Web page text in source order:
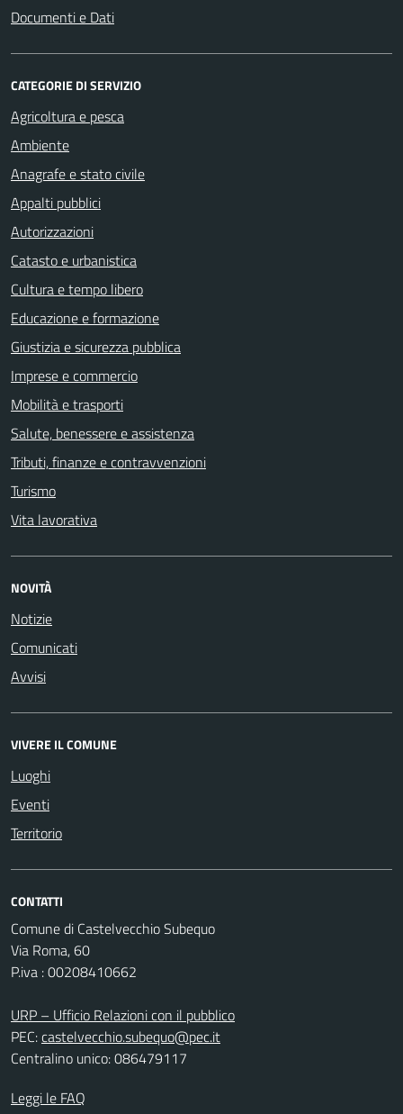
Documenti e Dati
CATEGORIE DI SERVIZIO
Agricoltura e pesca
Ambiente
Anagrafe e stato civile
Appalti pubblici
Autorizzazioni
Catasto e urbanistica
Cultura e tempo libero
Educazione e formazione
Giustizia e sicurezza pubblica
Imprese e commercio
Mobilità e trasporti
Salute, benessere e assistenza
Tributi, finanze e contravvenzioni
Turismo
Vita lavorativa
NOVITÀ
Notizie
Comunicati
Avvisi
VIVERE IL COMUNE
Luoghi
Eventi
Territorio
CONTATTI
Comune di Castelvecchio Subequo
Via Roma, 60
P.iva : 00208410662
URP – Ufficio Relazioni con il pubblico
PEC:castelvecchio.subequo@pec.it
Centralino unico: 086479117
Leggi le FAQ